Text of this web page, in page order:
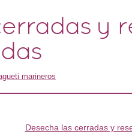
y
marineros